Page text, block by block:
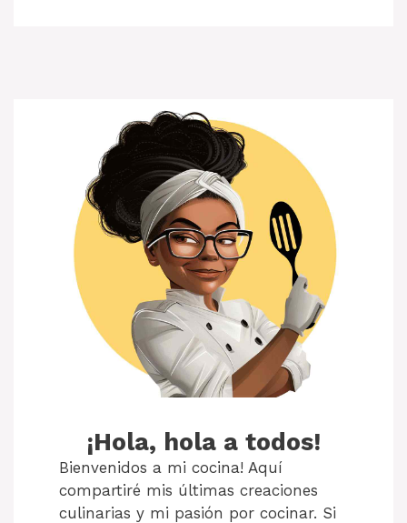
¡Hola, hola a todos!
Bienvenidos a mi cocina! Aquí
compartiré mis últimas creaciones
culinarias y mi pasión por cocinar. Si